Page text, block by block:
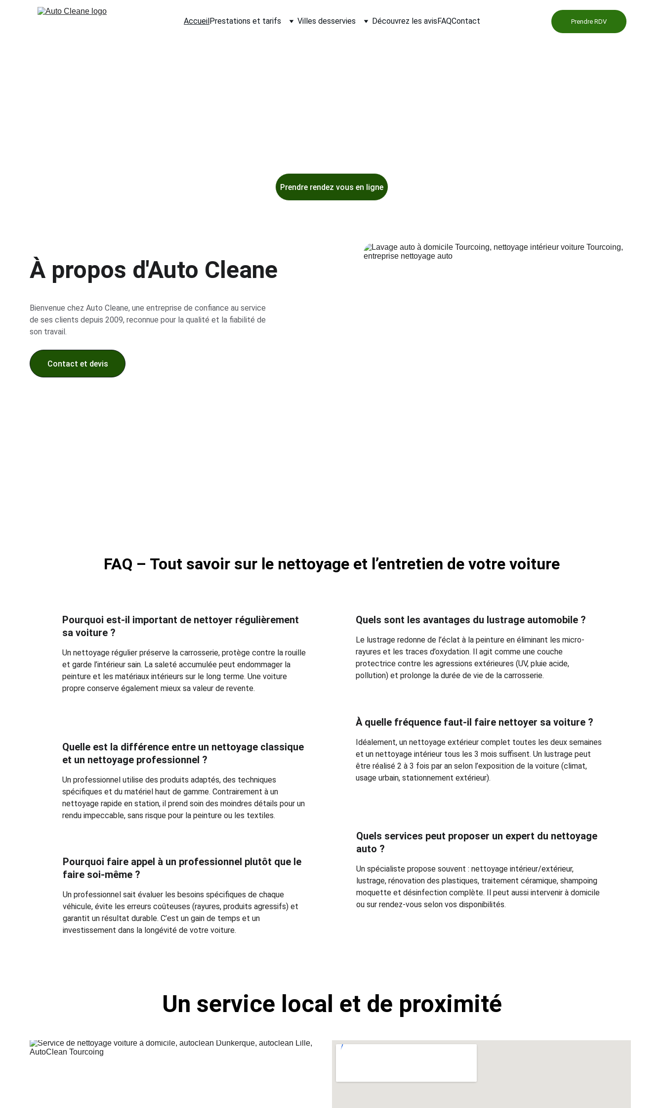
AccueilPrestations et tarifs Villes desservies Découvrez les avisFAQContact Prendre RDV
Prendre rendez vous en ligne
À propos d'Auto Cleane
Bienvenue chez Auto Cleane, une entreprise de confiance au service
de ses clients depuis 2009, reconnue pour la qualité et la fiabilité de
son travail.
Contact et devis
FAQ – Tout savoir sur le nettoyage et l’entretien de votre voiture
Pourquoi est-il important de nettoyer régulièrement
sa voiture ?
Un nettoyage régulier préserve la carrosserie, protège contre la rouille
et garde l’intérieur sain. La saleté accumulée peut endommager la
peinture et les matériaux intérieurs sur le long terme. Une voiture
propre conserve également mieux sa valeur de revente.
Quels sont les avantages du lustrage automobile ?
Le lustrage redonne de l’éclat à la peinture en éliminant les micro-
rayures et les traces d’oxydation. Il agit comme une couche
protectrice contre les agressions extérieures (UV, pluie acide,
pollution) et prolonge la durée de vie de la carrosserie.
Quelle est la différence entre un nettoyage classique
et un nettoyage professionnel ?
Un professionnel utilise des produits adaptés, des techniques
spécifiques et du matériel haut de gamme. Contrairement à un
nettoyage rapide en station, il prend soin des moindres détails pour un
rendu impeccable, sans risque pour la peinture ou les textiles.
À quelle fréquence faut-il faire nettoyer sa voiture ?
Idéalement, un nettoyage extérieur complet toutes les deux semaines
et un nettoyage intérieur tous les 3 mois suffisent. Un lustrage peut
être réalisé 2 à 3 fois par an selon l’exposition de la voiture (climat,
usage urbain, stationnement extérieur).
Pourquoi faire appel à un professionnel plutôt que le
faire soi-même ?
Un professionnel sait évaluer les besoins spécifiques de chaque
véhicule, évite les erreurs coûteuses (rayures, produits agressifs) et
garantit un résultat durable. C’est un gain de temps et un
investissement dans la longévité de votre voiture.
Quels services peut proposer un expert du nettoyage
auto ?
Un spécialiste propose souvent : nettoyage intérieur/extérieur,
lustrage, rénovation des plastiques, traitement céramique, shampoing
moquette et désinfection complète. Il peut aussi intervenir à domicile
ou sur rendez-vous selon vos disponibilités.
Un service local et de proximité